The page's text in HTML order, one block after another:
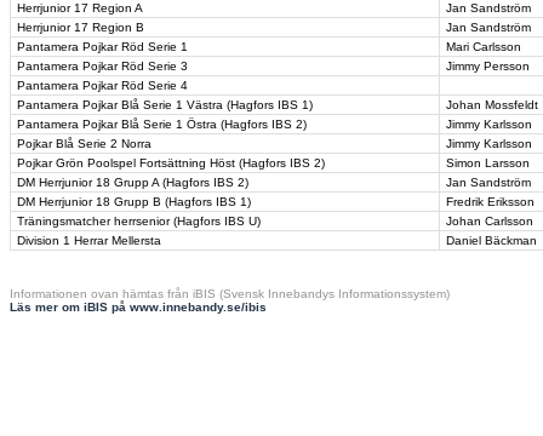
Herrjunior 17 Region A
Jan Sandström
Herrjunior 17 Region B
Jan Sandström
Pantamera Pojkar Röd Serie 1
Mari Carlsson
Pantamera Pojkar Röd Serie 3
Jimmy Persson
Pantamera Pojkar Röd Serie 4
Pantamera Pojkar Blå Serie 1 Västra (Hagfors IBS 1)
Johan Mossfeldt
Pantamera Pojkar Blå Serie 1 Östra (Hagfors IBS 2)
Jimmy Karlsson
Pojkar Blå Serie 2 Norra
Jimmy Karlsson
Pojkar Grön Poolspel Fortsättning Höst (Hagfors IBS 2)
Simon Larsson
DM Herrjunior 18 Grupp A (Hagfors IBS 2)
Jan Sandström
DM Herrjunior 18 Grupp B (Hagfors IBS 1)
Fredrik Eriksson
Träningsmatcher herrsenior (Hagfors IBS U)
Johan Carlsson
Division 1 Herrar Mellersta
Daniel Bäckman
Informationen ovan hämtas från iBIS (Svensk Innebandys Informationssystem)
Läs mer om iBIS på www.innebandy.se/ibis